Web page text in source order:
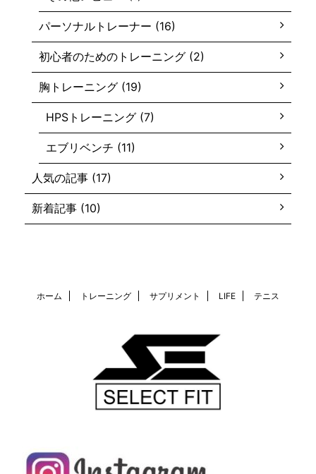
パーソナルトレーナー (16)
初心者のためのトレーニング (2)
胸トレーニング (19)
HPSトレーニング (7)
エブリベンチ (11)
人気の記事 (17)
新着記事 (10)
ホーム トレーニング サプリメント LIFE テニス